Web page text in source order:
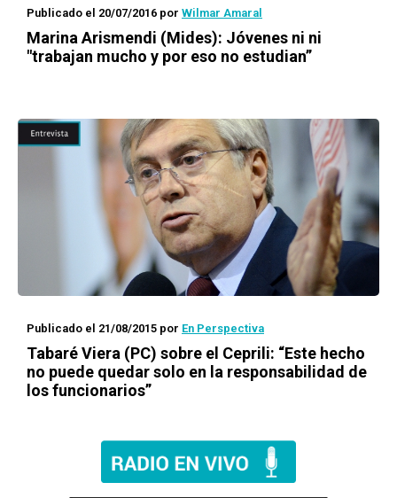
Publicado el 20/07/2016 por Wilmar Amaral
Marina Arismendi (Mides): Jóvenes ni ni
"trabajan mucho y por eso no estudian”
Publicado el 21/08/2015 por En Perspectiva
Tabaré Viera (PC) sobre el Ceprili: “Este hecho
no puede quedar solo en la responsabilidad de
los funcionarios”